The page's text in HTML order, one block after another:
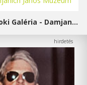
Szolnoki Galéria - Damjanich János Múzeum